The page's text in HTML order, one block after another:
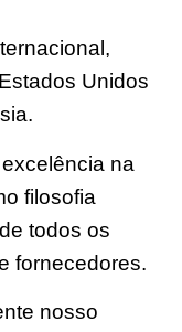
Unidos
na
filosofia
todos os
fornecedores.
nosso